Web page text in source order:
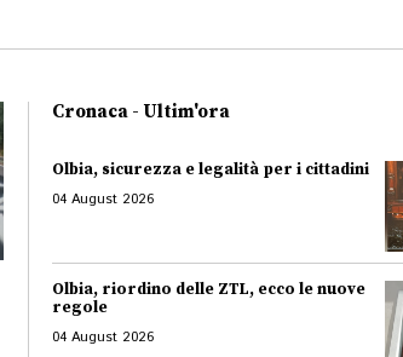
Cronaca - Ultim'ora
Olbia, sicurezza e legalità per i cittadini
04 August 2026
Olbia, riordino delle ZTL, ecco le nuove
regole
04 August 2026